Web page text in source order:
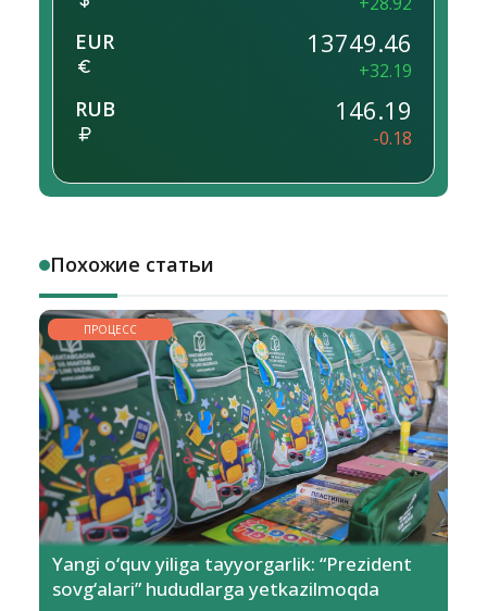
EUR 13749.46
+32.19
RUB 146.19
-0.18
Похожие статьи
ПРОЦЕСС
Yangi o‘quv yiliga tayyorgarlik: “Prezident
sovg‘alari” hududlarga yetkazilmoqda